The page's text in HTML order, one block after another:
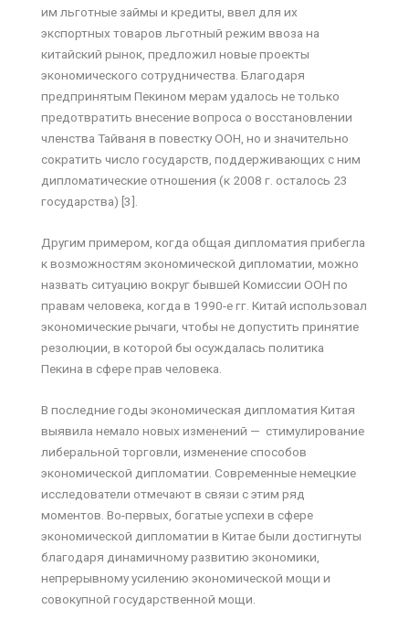
им льготные займы и кредиты, ввел для их
экспортных товаров льготный режим ввоза на
китайский рынок, предложил новые проекты
экономического сотрудничества. Благодаря
предпринятым Пекином мерам удалось не только
предотвратить внесение вопроса о восстановлении
членства Тайваня в повестку ООН, но и значительно
сократить число государств, поддерживающих с ним
дипломатические отношения (к 2008 г. осталось 23
государства) [3].
Другим примером, когда общая дипломатия прибегла
к возможностям экономической дипломатии, можно
назвать ситуацию вокруг бывшей Комиссии ООН по
правам человека, когда в 1990-е гг. Китай использовал
экономические рычаги, чтобы не допустить принятие
резолюции, в которой бы осуждалась политика
Пекина в сфере прав человека.
В последние годы экономическая дипломатия Китая
выявила немало новых изменений — стимулирование
либеральной торговли, изменение способов
экономической дипломатии. Современные немецкие
исследователи отмечают в связи с этим ряд
моментов. Во-первых, богатые успехи в сфере
экономической дипломатии в Китае были достигнуты
благодаря динамичному развитию экономики,
непрерывному усилению экономической мощи и
совокупной государственной мощи.